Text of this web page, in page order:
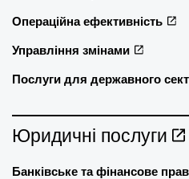
Операційна ефективність
Управління змінами
Послуги для державного
Юридичні послуги
Банківське та фінансове